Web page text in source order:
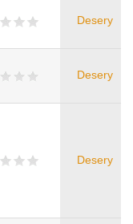
Desery
Desery
Desery